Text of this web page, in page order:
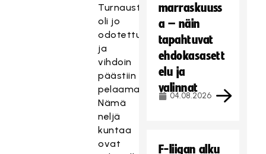
Turnausta
oli jo
odotettu
ja
vihdoin
päästiin
pelaamaan.
Nämä
neljä
kuntaa
ovat
marraskuuss
a – näin
tapahtuvat
ehdokasasett
elu ja
valinnat
04.08.2026
F-liigan alku